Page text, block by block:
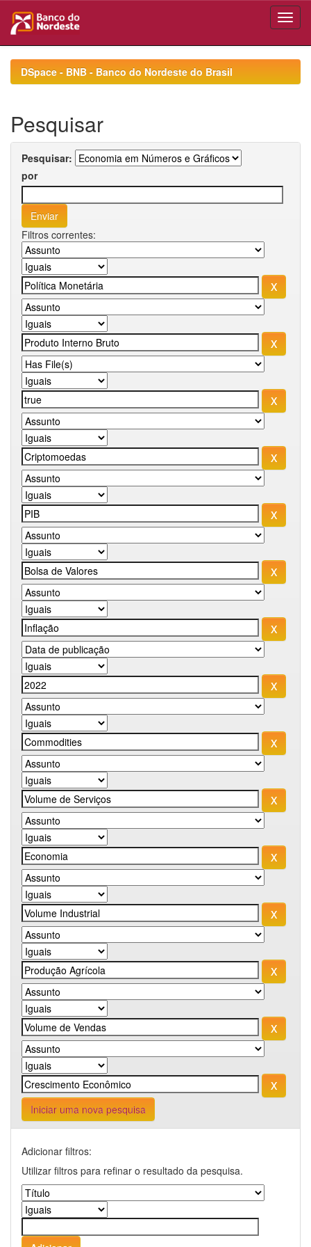
navigationDSpace - BNB - Banco do Nordeste do Brasil
Pesquisar
Pesquisar:
por
Filtros correntes:
Iniciar uma nova pesquisa
Adicionar filtros:
Utilizar filtros para refinar o resultado da pesquisa.